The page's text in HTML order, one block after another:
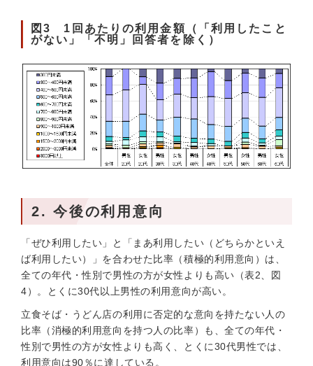
図3 1回あたりの利用金額（「利用したこと
がない」「不明」回答者を除く）
2. 今後の利用意向
「ぜひ利用したい」と「まあ利用したい（どちらかといえ
ば利用したい）」を合わせた比率（積極的利用意向）は、
全ての年代・性別で男性の方が女性よりも高い（表2、図
4）。とくに30代以上男性の利用意向が高い。
立食そば・うどん店の利用に否定的な意向を持たない人の
比率（消極的利用意向を持つ人の比率）も、全ての年代・
性別で男性の方が女性よりも高く、とくに30代男性では、
利用意向は90％に達している。